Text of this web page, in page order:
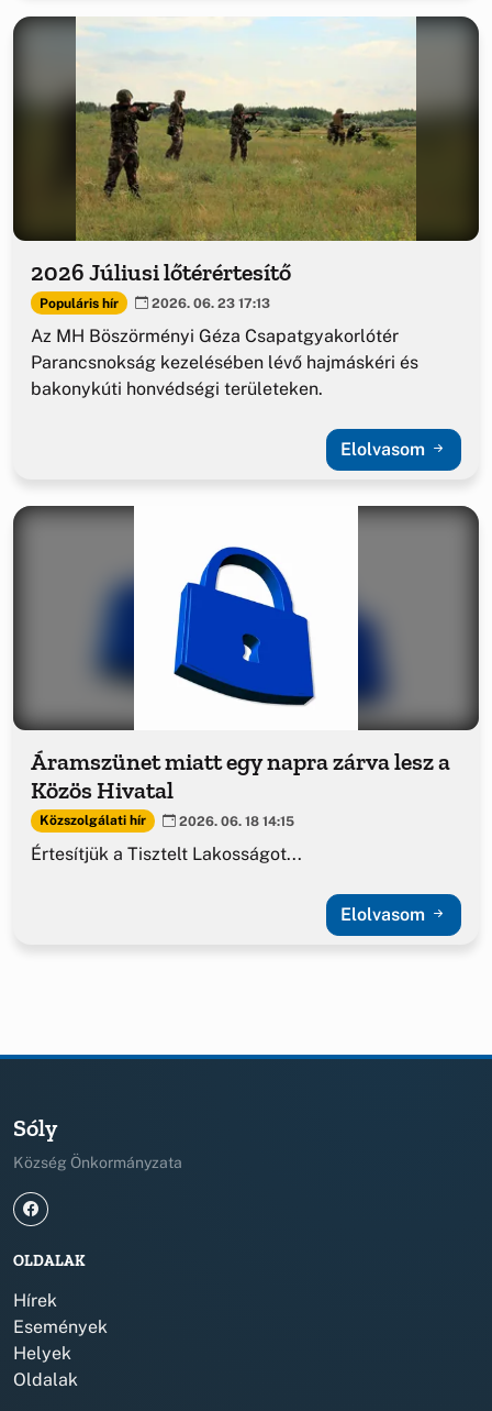
2026 Júliusi lőtérértesítő
Populáris hír 2026. 06. 23 17:13
Az MH Böszörményi Géza Csapatgyakorlótér
Parancsnokság kezelésében lévő hajmáskéri és
bakonykúti honvédségi területeken.
Elolvasom
Áramszünet miatt egy napra zárva lesz a
Közös Hivatal
Közszolgálati hír 2026. 06. 18 14:15
Értesítjük a Tisztelt Lakosságot...
Elolvasom
Sóly
Község Önkormányzata
OLDALAK
Hírek
Események
Helyek
Oldalak